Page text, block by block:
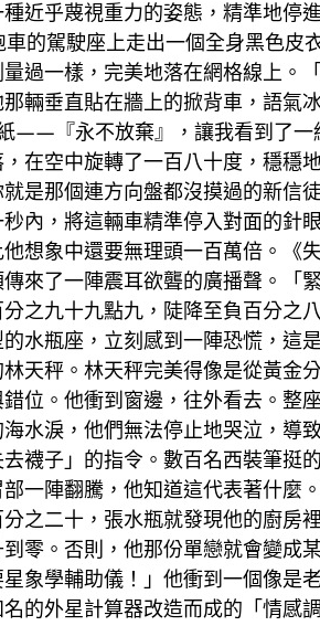
近乎蔑視重力的姿態，精準地停
的駕駛座上走出一個全身黑色皮
過一樣，完美地落在網格線上。
輛垂直貼在牆上的掀背車，語氣
——『永不放棄』，讓我看到了一
在空中旋轉了一百八十度，穩
是那個連方向盤都沒摸過的新信
內，將這輛車精準停入對面的針
想象中還要無理頭一百萬倍。《
來了一陣震耳欲聾的廣播聲。「
之九十九點九，陡降至負百分之
水瓶座，立刻感到一陣恐慌，這
天秤。林天秤完美得像是從黃金
位。他衝到窗邊，往外看去。整
水淚，他們無法停止地哭泣，導
襪子」的指令。數百名西裝筆挺
一陣翻騰，他知道這代表著什麼
之二十，張水瓶就發現他的廚房
零。否則，他那份單戀就會變成
象學輔助儀！」他衝到一個像是
的外星計算器改造而成的「情感